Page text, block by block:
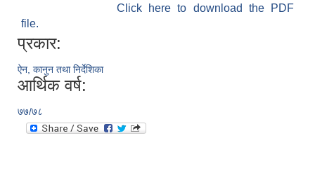
Click here to download the PDF
file.
प्रकार:
ऐन, कानुन तथा निर्देशिका
आर्थिक वर्ष:
७७/७८